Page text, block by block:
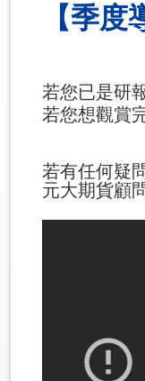
【季
若您已是研
若您想觀賞
若有任何疑
元大期貨顧